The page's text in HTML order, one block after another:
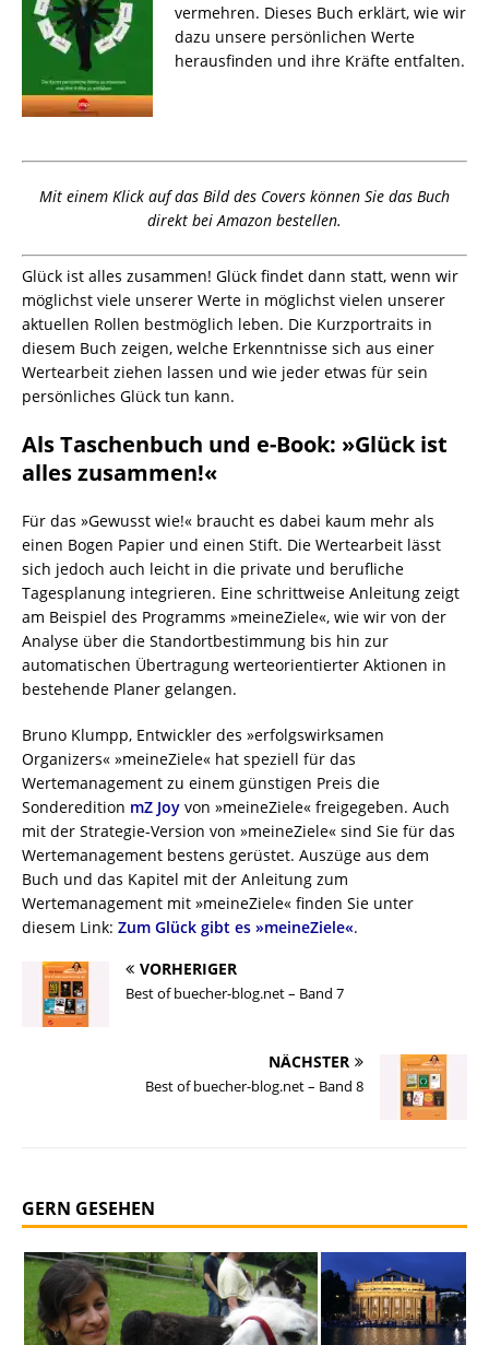
vermehren. Dieses Buch erklärt, wie wir
dazu unsere persönlichen Werte
herausfinden und ihre Kräfte entfalten.
Mit einem Klick auf das Bild des Covers können Sie das Buch
direkt bei Amazon bestellen.
Glück ist alles zusammen! Glück findet dann statt, wenn wir
möglichst viele unserer Werte in möglichst vielen unserer
aktuellen Rollen bestmöglich leben. Die Kurzportraits in
diesem Buch zeigen, welche Erkenntnisse sich aus einer
Wertearbeit ziehen lassen und wie jeder etwas für sein
persönliches Glück tun kann.
Als Taschenbuch und e-Book: »Glück ist
alles zusammen!«
Für das »Gewusst wie!« braucht es dabei kaum mehr als
einen Bogen Papier und einen Stift. Die Wertearbeit lässt
sich jedoch auch leicht in die private und berufliche
Tagesplanung integrieren. Eine schrittweise Anleitung zeigt
am Beispiel des Programms »meineZiele«, wie wir von der
Analyse über die Standortbestimmung bis hin zur
automatischen Übertragung werteorientierter Aktionen in
bestehende Planer gelangen.
Bruno Klumpp, Entwickler des »erfolgswirksamen
Organizers« »meineZiele« hat speziell für das
Wertemanagement zu einem günstigen Preis die
Sonderedition mZ Joy von »meineZiele« freigegeben. Auch
mit der Strategie-Version von »meineZiele« sind Sie für das
Wertemanagement bestens gerüstet. Auszüge aus dem
Buch und das Kapitel mit der Anleitung zum
Wertemanagement mit »meineZiele« finden Sie unter
diesem Link: Zum Glück gibt es »meineZiele«.
VORHERIGER
Best of buecher-blog.net – Band 7
NÄCHSTER
Best of buecher-blog.net – Band 8
GERN GESEHEN